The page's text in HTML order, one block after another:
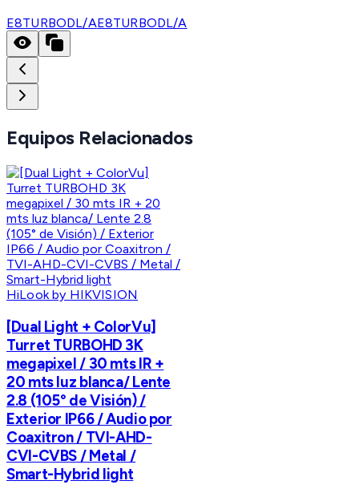
E8TURBODL/AE8TURBODL/A
Equipos Relacionados
HiLook by HIKVISION
[Dual Light + ColorVu]
Turret TURBOHD 3K
megapixel / 30 mts IR +
20 mts luz blanca/ Lente
2.8 (105° de Visión) /
Exterior IP66 / Audio por
Coaxitron / TVI-AHD-
CVI-CVBS / Metal /
Smart-Hybrid light